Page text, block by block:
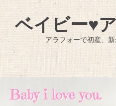
ベイビー♥
アラフォーで初産、